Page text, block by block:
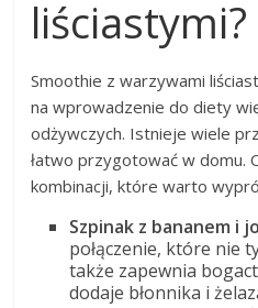
liściastymi?
Smoothie z warzywami
na wprowadzenie do diety
odżywczych. Istnieje wiele
łatwo przygotować w domu.
kombinacji, które warto
Szpinak z bananem i
połączenie, które nie
także zapewnia
dodaje błonnika i